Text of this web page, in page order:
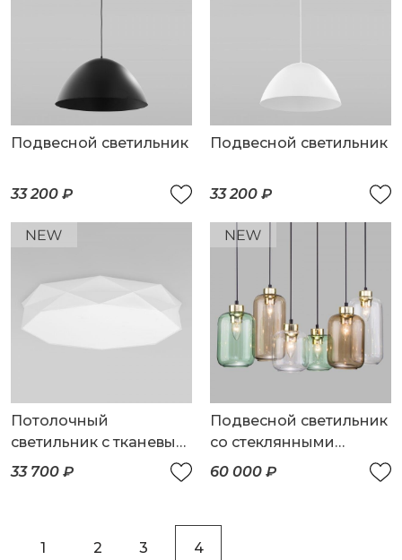
Подвесной светильник
33 200 ₽
Подвесной светильник
33 200 ₽
Потолочный
светильник с тканевым
плафоном
33 700 ₽
Подвесной светильник
со стеклянными
плафонами
60 000 ₽
1 2 3 4